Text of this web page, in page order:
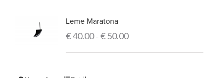
Leme Maratona
€40.00–€50.00